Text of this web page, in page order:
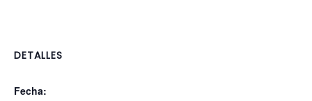
DETALLES
Fecha: